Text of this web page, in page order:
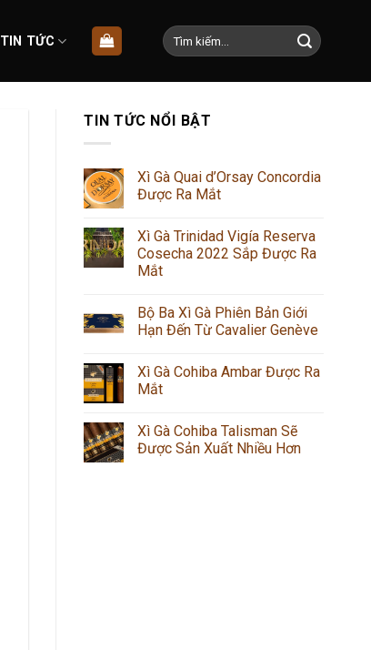
TIN TỨC
Tìm
kiếm:
TIN TỨC NỔI BẬT
Xì Gà Quai d’Orsay Concordia
Được Ra Mắt
Xì Gà Trinidad Vigía Reserva
Cosecha 2022 Sắp Được Ra
Mắt
Bộ Ba Xì Gà Phiên Bản Giới
Hạn Đến Từ Cavalier Genève
Xì Gà Cohiba Ambar Được Ra
Mắt
Xì Gà Cohiba Talisman Sẽ
Được Sản Xuất Nhiều Hơn